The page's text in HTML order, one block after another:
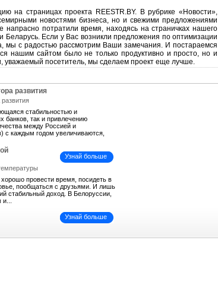
на страницах проекта REESTR.BY. В рубрике «Новости»,
новостями бизнеса, но и свежими предложениями
потратили время, находясь на страничках нашего
Беларусь. Если у Вас возникли предложения по оптимизации
мы с радостью рассмотрим Ваши замечания. И постараемся
нашим сайтом было не только продуктивно и просто, но и
уважаемый посетитель, мы сделаем проект еще лучше.
развития
стабильностью и
банков, так и привлечению
между Россией и
с каждым годом увеличиваются,
Узнай больше
провести время, посидеть в
пообщаться с друзьями. И лишь
стабильный доход. В Белоруссии,
Узнай больше